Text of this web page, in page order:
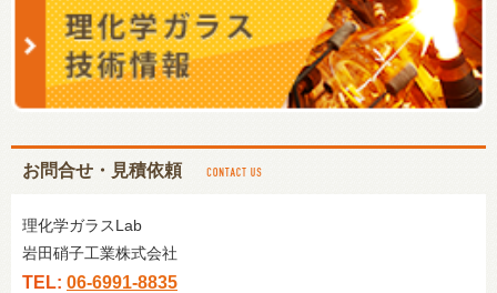
お問合せ・見積依頼
理化学ガラスLab
岩田硝子工業株式会社
TEL: 06-6991-8835